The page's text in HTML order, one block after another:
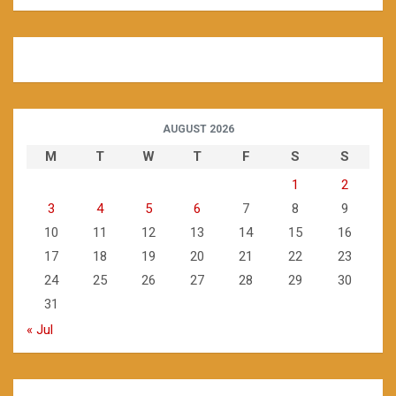
AUGUST 2026
M T W T F S
S
1
2
3
4 5 6 7 8
9
10
11 12 13 14 15
16
17
18 19 20 21 22
23
24
25 26 27 28 29
30
31
« Jul